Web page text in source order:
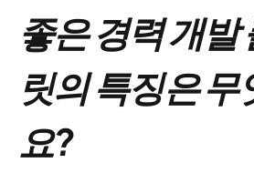
좋은 경력 개발
릿의 특징은
요?